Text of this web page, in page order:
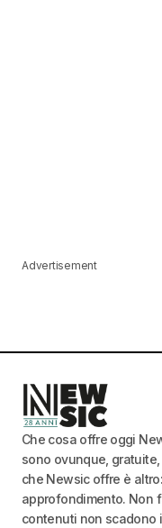
Advertisement
Che cosa offre oggi
sono ovunque,
che Newsic offre è
approfondimento. Non
contenuti non scadono